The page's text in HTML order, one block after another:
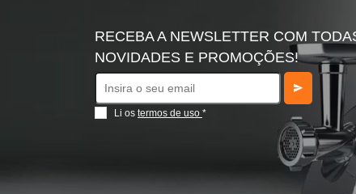
RECEBA A NEWSLETTER COM
NOVIDADES E PROMOÇÕES!
Li os termos de uso *